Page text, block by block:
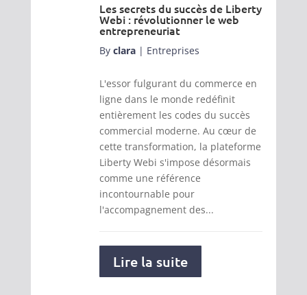
Les secrets du succès de Liberty
Webi : révolutionner le web
entrepreneuriat
By clara| Entreprises
L'essor fulgurant du commerce en
ligne dans le monde redéfinit
entièrement les codes du succès
commercial moderne. Au cœur de
cette transformation, la plateforme
Liberty Webi s'impose désormais
comme une référence
incontournable pour
l'accompagnement des...
Lire la suite